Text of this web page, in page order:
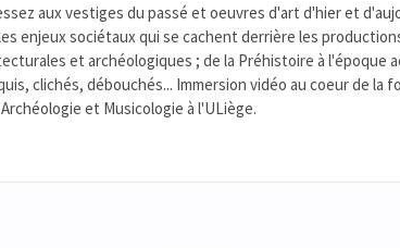
aux vestiges du passé et oeuvres d'art d'hier et
enjeux sociétaux qui se cachent derrière les
et archéologiques ; de la Préhistoire à l'époque
clichés, débouchés... Immersion vidéo au coeur de la
et Musicologie à l'ULiège.